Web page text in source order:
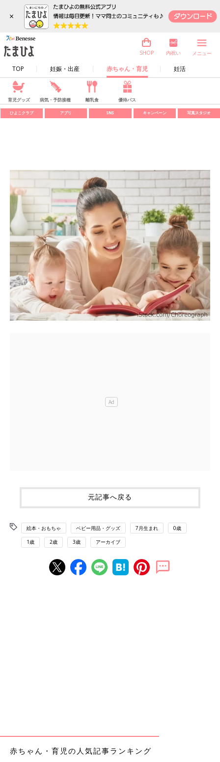
×
TOP 妊娠・出産 赤ちゃん・育児 妊活
SHOP 内祝い メニュー
育児グッズ 病気・予防接種 離乳食 優待パス
ひよこクラブ アプリ SNS キャンペーン 写真スタジオ
元記事へ戻る
絵本・おもちゃ ベビー用品・グッズ 7月生まれ 0歳
1歳 2歳 3歳 アーカイブ
赤ちゃん・育児の人気記事ランキング